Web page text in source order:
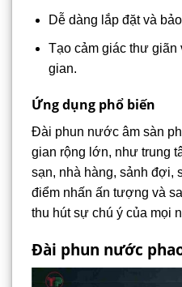
Dễ dàng lắp đặt và
Tạo cảm giác thư giãn
gian.
Ứng dụng phổ biến
Đài phun nước âm sàn
gian rộng lớn, như trung
sạn, nhà hàng, sảnh đợi,
điểm nhấn ấn tượng và
thu hút sự chú ý của mọi
Đài phun nước